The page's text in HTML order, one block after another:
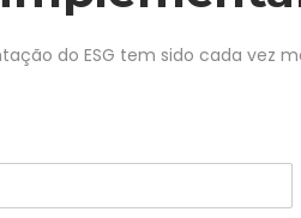
do ESG tem sido cada vez